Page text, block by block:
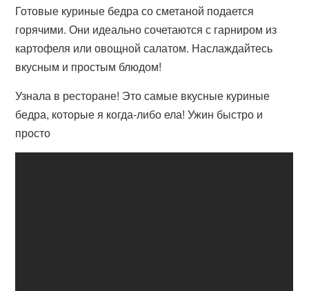
Готовые куриные бедра со сметаной подается
горячими. Они идеально сочетаются с гарниром из
картофеля или овощной салатом. Наслаждайтесь
вкусным и простым блюдом!
Узнала в ресторане! Это самые вкусные куриные
бедра, которые я когда-либо ела! Ужин быстро и
просто